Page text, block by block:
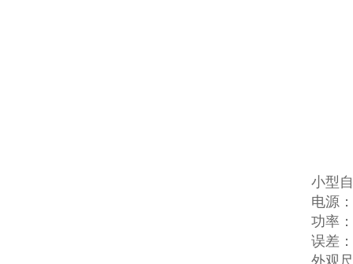
小型
电源
功率
误差
外观